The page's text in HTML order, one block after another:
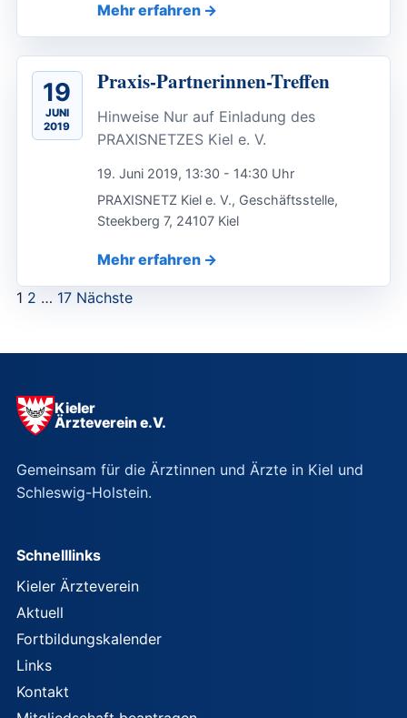
Mehr erfahren
19
JUNI
2019
Praxis-Partnerinnen-Treffen
Hinweise Nur auf Einladung des
PRAXISNETZES Kiel e. V.
19. Juni 2019, 13:30 - 14:30 Uhr
PRAXISNETZ Kiel e. V., Geschäftsstelle,
Steekberg 7, 24107 Kiel
Mehr erfahren
Seitennummerierung
1 2 … 17 Nächste
Kieler
Ärzteverein e.V.
Gemeinsam für die Ärztinnen und Ärzte in Kiel und
Schleswig-Holstein.
Schnelllinks
Kieler Ärzteverein
Aktuell
Fortbildungskalender
Links
Kontakt